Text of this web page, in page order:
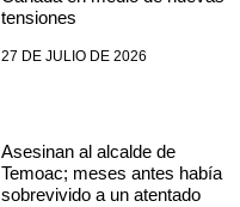
tensiones
27 DE JULIO DE 2026
Asesinan al alcalde de
Temoac; meses antes había
sobrevivido a un atentado